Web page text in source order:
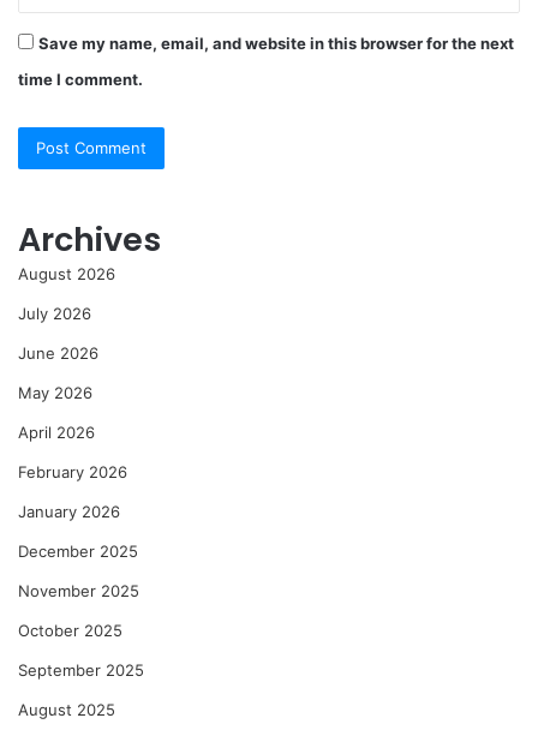
Save my name, email, and website in this browser for the next
time I comment.
Archives
August 2026
July 2026
June 2026
May 2026
April 2026
February 2026
January 2026
December 2025
November 2025
October 2025
September 2025
August 2025